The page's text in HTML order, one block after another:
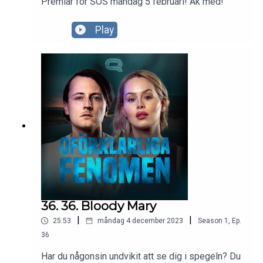
Play
36. 36. Bloody Mary
25:53 | måndag 4 december 2023 | Season 1 , Ep.
36
Har du någonsin undvikit att se dig i spegeln? Du